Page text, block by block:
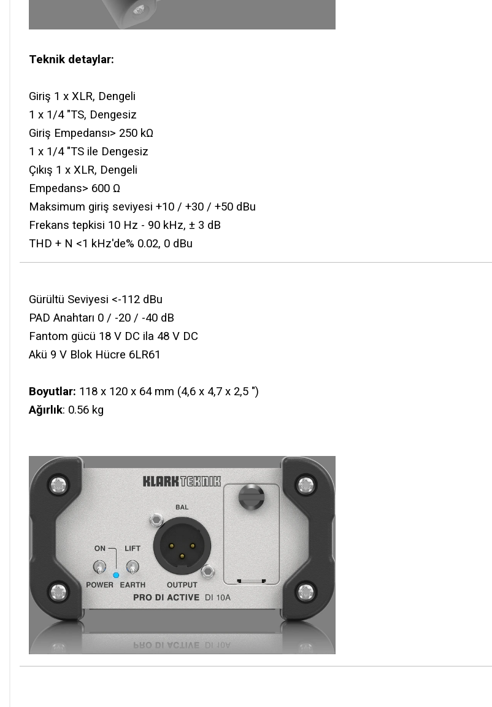
Teknik detaylar:
Giriş 1 x XLR, Dengeli
1 x 1/4 "TS, Dengesiz
Giriş Empedansı> 250 kΩ
1 x 1/4 "TS ile Dengesiz
Çıkış 1 x XLR, Dengeli
Empedans> 600 Ω
Maksimum giriş seviyesi +10 / +30 / +50 dBu
Frekans tepkisi 10 Hz - 90 kHz, ± 3 dB
THD + N <1 kHz'de% 0.02, 0 dBu
Gürültü Seviyesi <-112 dBu
PAD Anahtarı 0 / -20 / -40 dB
Fantom gücü 18 V DC ila 48 V DC
Akü 9 V Blok Hücre 6LR61
Boyutlar: 118 x 120 x 64 mm (4,6 x 4,7 x 2,5 ")
Ağırlık: 0.56 kg